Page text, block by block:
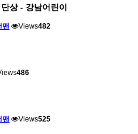
상 - 강남어린이
맨 Views482
486
맨 Views525